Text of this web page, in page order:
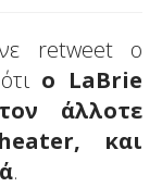
retweet o
o LaBrie
άλλοτε
και
.